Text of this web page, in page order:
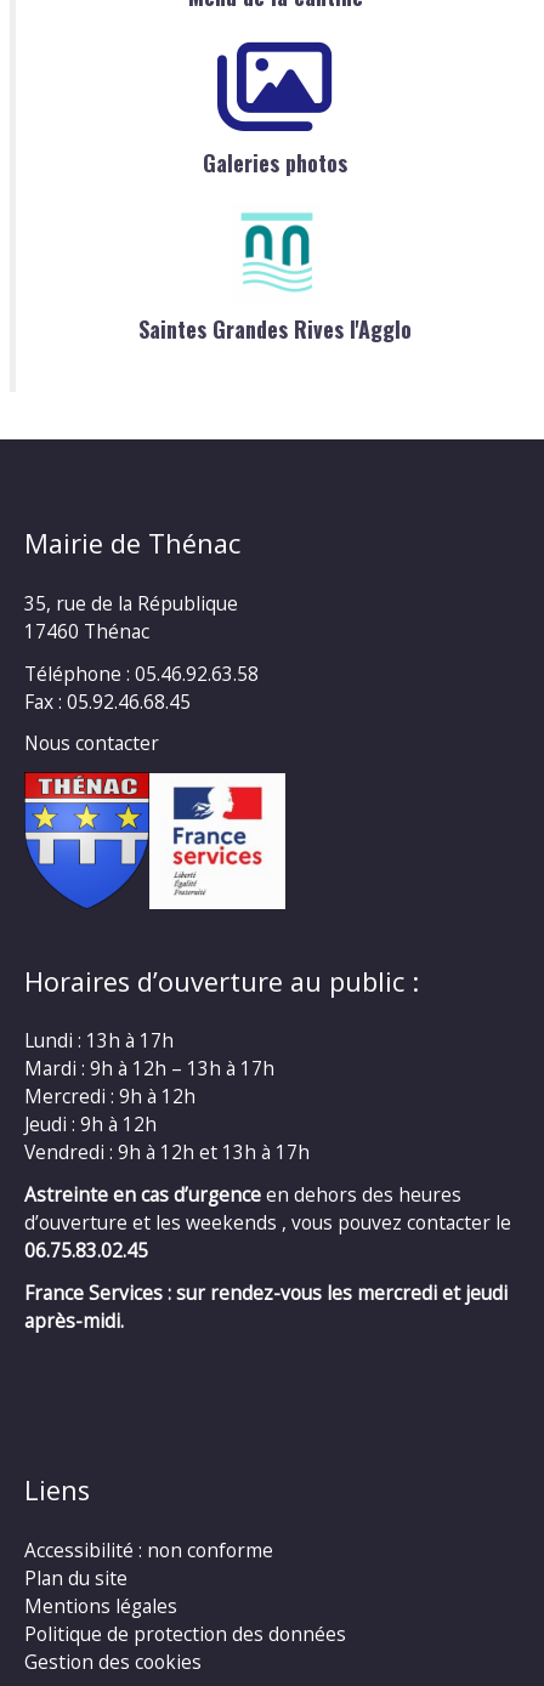
Galeries photos
Saintes Grandes Rives l'Agglo
Mairie de Thénac
35, rue de la République
17460 Thénac
Téléphone : 05.46.92.63.58
Fax : 05.92.46.68.45
Nous contacter
Horaires d’ouverture au public :
Lundi : 13h à 17h
Mardi : 9h à 12h – 13h à 17h
Mercredi : 9h à 12h
Jeudi : 9h à 12h
Vendredi : 9h à 12h et 13h à 17h
Astreinte en cas d’urgenceen dehors des heures
d’ouverture et les weekends , vous pouvez contacter le
06.75.83.02.45
France Services : sur rendez-vous les mercredi et jeudi
après-midi.
Liens
Accessibilité : non conforme
Plan du site
Mentions légales
Politique de protection des données
Gestion des cookies